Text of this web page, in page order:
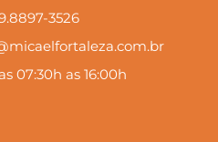
3526
07:30h as 16:00h